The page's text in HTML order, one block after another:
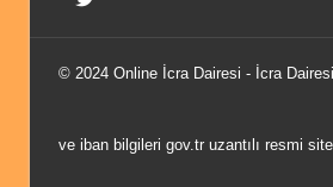
© 2024 Online İcra Dairesi - İcra
ve iban bilgileri gov.tr uzantılı resmi